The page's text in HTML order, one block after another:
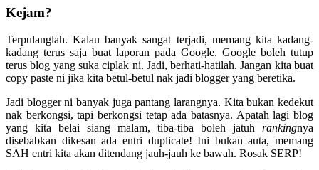
Kejam?
Terpulanglah. Kalau banyak sangat terjadi, memang kita kadang-
kadang terus saja buat laporan pada Google. Google boleh tutup
terus blog yang suka ciplak ni. Jadi, berhati-hatilah. Jangan kita buat
copy paste ni jika kita betul-betul nak jadi blogger yang beretika.
Jadi blogger ni banyak juga pantang larangnya. Kita bukan kedekut
nak berkongsi, tapi berkongsi tetap ada batasnya. Apatah lagi blog
yang kita belai siang malam, tiba-tiba boleh jatuh rankingnya
disebabkan dikesan ada entri duplicate! Ini bukan auta, memang
SAH entri kita akan ditendang jauh-jauh ke bawah. Rosak SERP!